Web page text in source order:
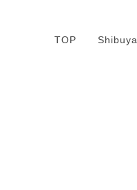
TOP Shibuya